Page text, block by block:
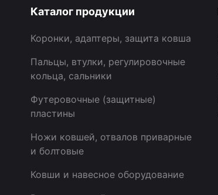
Каталог продукции
Коронки, адаптеры, защита ковша
Пальцы, втулки, регулировочные
кольца, сальники
Футеровочные (защитные)
пластины
Ножи ковшей, отвалов приварные
и болтовые
Ковши и навесное оборудование